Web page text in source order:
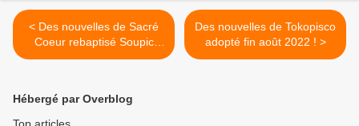
< Des nouvelles de Sacré
Coeur rebaptisé Soupic
adopté en octobre 2021 !
Des nouvelles de Tokopisco
adopté fin août 2022 ! >
Hébergé par Overblog